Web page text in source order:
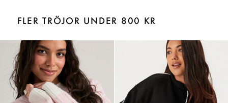
FLER TRÖJOR UNDER 800 KR